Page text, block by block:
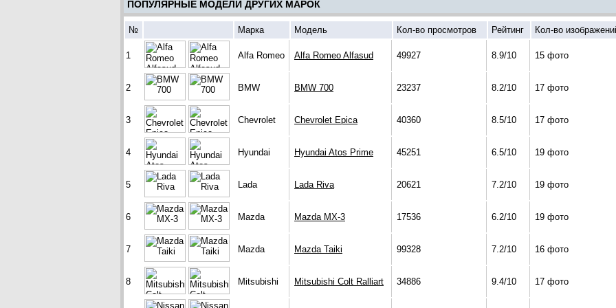
ПОПУЛЯРНЫЕ МОДЕЛИ ДРУГИХ МАРОК
№ Марка Модель Кол-во просмотров Рейтинг Кол-во
1 Alfa Romeo Alfa Romeo Alfasud 49927 8.9/10 15 фото
2 BMW BMW 700 23237 8.2/10 17 фото
3 Chevrolet Chevrolet Epica 40360 8.5/10 17 фото
4 Hyundai Hyundai Atos Prime 45251 6.5/10 19 фото
5 Lada Lada Riva 20621 7.2/10 19 фото
6 Mazda Mazda MX-3 17536 6.2/10 19 фото
7 Mazda Mazda Taiki 99328 7.2/10 16 фото
8 Mitsubishi Mitsubishi Colt Ralliart 34886 9.4/10 17 фото